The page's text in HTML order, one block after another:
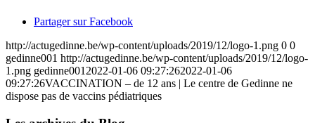
Partager sur Facebook
http://actugedinne.be/wp-content/uploads/2019/12/logo-1.png 0 0
gedinne001 http://actugedinne.be/wp-content/uploads/2019/12/logo-
1.png gedinne001 2022-01-06 09:27:262022-01-06
09:27:26VACCINATION – de 12 ans | Le centre de Gedinne ne
dispose pas de vaccins pédiatriques